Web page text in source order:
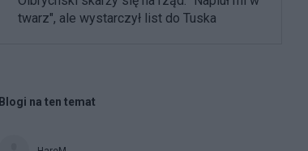
twarz", ale wystarczył list do Tuska
Blogi na ten temat